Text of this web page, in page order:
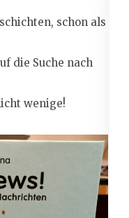
schon als
die Suche nach
wenige!